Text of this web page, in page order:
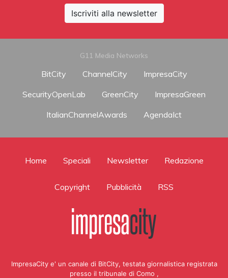
Iscriviti alla newsletter
G11 Media Networks
BitCity ChannelCity
ImpresaCity
SecurityOpenLab
GreenCity
ImpresaGreen
ItalianChannelAwards
AgendaIct
Home Speciali Newsletter Redazione
Copyright Pubblicità RSS
ImpresaCity e' un canale di BitCity, testata giornalistica registrata
presso il tribunale di Como ,